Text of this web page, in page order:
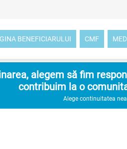
BENEFICIARULUI CMF
alegem să fim
contribuim la o
Alege continuitatea